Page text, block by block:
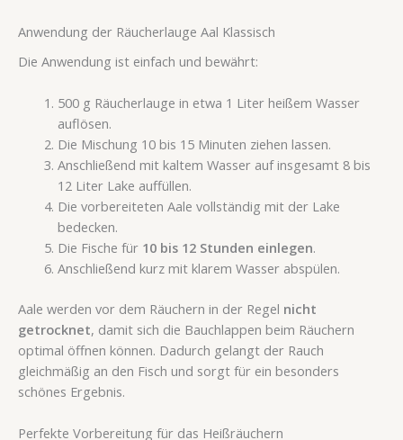
Anwendung der Räucherlauge Aal Klassisch
Die Anwendung ist einfach und bewährt:
500 g Räucherlauge in etwa 1 Liter heißem Wasser
auflösen.
Die Mischung 10 bis 15 Minuten ziehen lassen.
Anschließend mit kaltem Wasser auf insgesamt 8 bis
12 Liter Lake auffüllen.
Die vorbereiteten Aale vollständig mit der Lake
bedecken.
Die Fische für 10 bis 12 Stunden einlegen.
Anschließend kurz mit klarem Wasser abspülen.
Aale werden vor dem Räuchern in der Regel nicht
getrocknet, damit sich die Bauchlappen beim Räuchern
optimal öffnen können. Dadurch gelangt der Rauch
gleichmäßig an den Fisch und sorgt für ein besonders
schönes Ergebnis.
Perfekte Vorbereitung für das Heißräuchern